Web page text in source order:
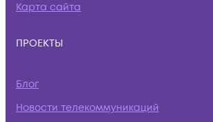
Карта сайта
ПРОЕКТЫ
Блог
Новости телекоммуникаций